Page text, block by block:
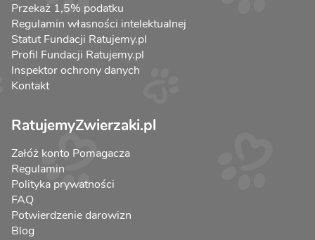
Przekaż 1,5% podatku
Regulamin własności intelektualnej
Statut Fundacji Ratujemy.pl
Profil Fundacji Ratujemy.pl
Inspektor ochrony danych
Kontakt
RatujemyZwierzaki.pl
Załóż konto Pomagacza
Regulamin
Polityka prywatności
FAQ
Potwierdzenie darowizn
Blog